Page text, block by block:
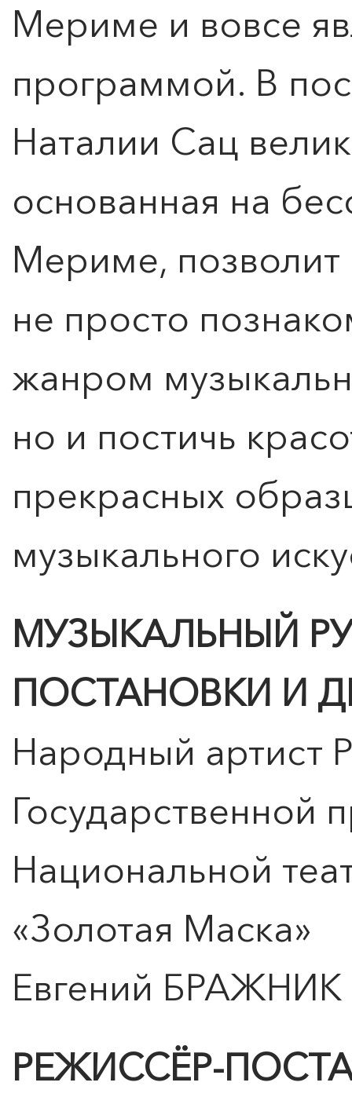
Мериме и вовсе
программой. В
Наталии Сац
основанная на
Мериме,
не просто
жанром
но и постичь
прекрасных
музыкального
МУЗЫКАЛЬНЫЙ
ПОСТАНОВКИ И
Народный артист
Государственной
Национальной
«Золотая Маска»
Евгений БРАЖНИК
РЕЖИССЁР-
КУПИТЬ БИЛЕТ